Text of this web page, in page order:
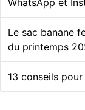
WhatsApp et
Le sac banane
du printemps
13 conseils